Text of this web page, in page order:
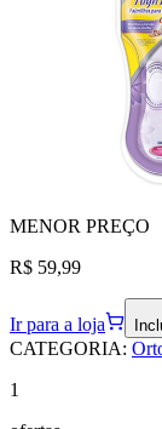
MENOR PREÇO
R$ 59,99
Ir para a loja
CATEGORIA:
1